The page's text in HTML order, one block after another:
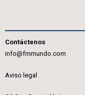
Contáctenos
info@fmmundo.com
Aviso legal